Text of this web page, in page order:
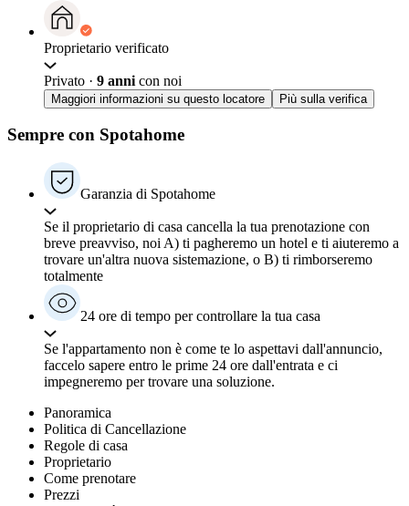
Proprietario verificato
Privato · 9 anni con noi
Maggiori informazioni su questo locatore Più sulla verifica
Sempre con Spotahome
Garanzia di Spotahome
Se il proprietario di casa cancella la tua prenotazione con
breve preavviso, noi A) ti pagheremo un hotel e ti aiuteremo a
trovare un'altra nuova sistemazione, o B) ti rimborseremo
totalmente
24 ore di tempo per controllare la tua casa
Se l'appartamento non è come te lo aspettavi dall'annuncio,
faccelo sapere entro le prime 24 ore dall'entrata e ci
impegneremo per trovare una soluzione.
Panoramica
Politica di Cancellazione
Regole di casa
Proprietario
Come prenotare
Prezzi